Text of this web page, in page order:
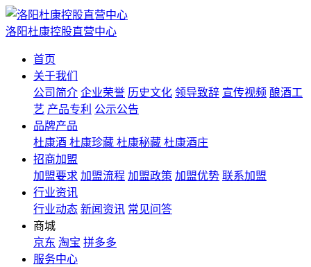
洛阳杜康控股直营中心
首页
关于我们
公司简介 企业荣誉 历史文化 领导致辞 宣传视频 酿酒工
艺 产品专利 公示公告
品牌产品
杜康酒 杜康珍藏 杜康秘藏 杜康酒庄
招商加盟
加盟要求 加盟流程 加盟政策 加盟优势 联系加盟
行业资讯
行业动态 新闻资讯 常见问答
商城
京东 淘宝 拼多多
服务中心